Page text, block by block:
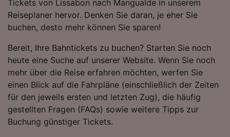
Tickets von Lissabon nach Mangualde in unserem
Reiseplaner hervor. Denken Sie daran, je eher Sie
buchen, desto mehr können Sie sparen!
Bereit, Ihre Bahntickets zu buchen? Starten Sie noch
heute eine Suche auf unserer Website. Wenn Sie noch
mehr über die Reise erfahren möchten, werfen Sie
einen Blick auf die Fahrpläne (einschließlich der Zeiten
für den jeweils ersten und letzten Zug), die häufig
gestellten Fragen (FAQs) sowie weitere Tipps zur
Buchung günstiger Tickets.
Wir und unsere Partner verarbeiten Daten, um
Folgendes bereitzustellen:
Endgeräteeigenschaften zur Identifikation
aktiv abfragen. Speichern von oder Zugriff auf
Informationen auf einem Endgerät.
Personalisierte Werbung und Inhalte, Messung
von Werbeleistung und der Performance von
Inhalten, Zielgruppenforschung sowie
Entwicklung und Verbesserung von
Angeboten.